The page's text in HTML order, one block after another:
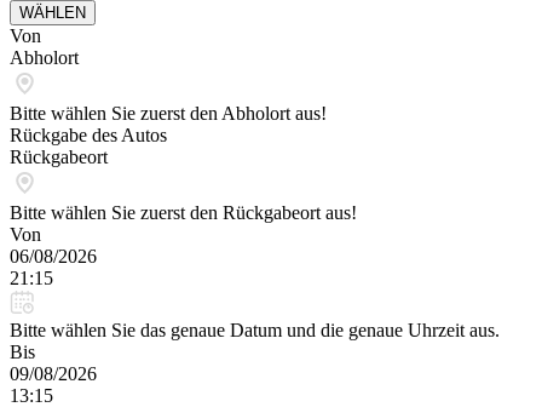
WÄHLEN
Von
Abholort
Bitte wählen Sie zuerst den Abholort aus!
Rückgabe des Autos
Rückgabeort
Bitte wählen Sie zuerst den Rückgabeort aus!
Von
06/08/2026
21:15
Bitte wählen Sie das genaue Datum und die genaue Uhrzeit aus.
Bis
09/08/2026
13:15